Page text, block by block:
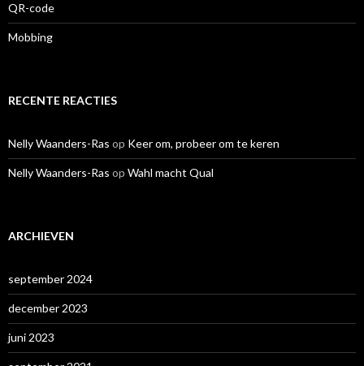
QR-code
Mobbing
RECENTE REACTIES
Nelly Waanders-Ras op Keer om, probeer om te keren
Nelly Waanders-Ras op Wahl macht Qual
ARCHIEVEN
september 2024
december 2023
juni 2023